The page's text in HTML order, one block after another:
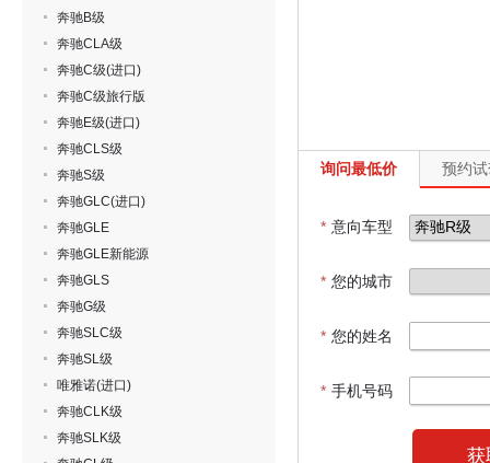
奔驰B级
奔驰CLA级
奔驰C级(进口)
奔驰C级旅行版
奔驰E级(进口)
奔驰CLS级
奔驰S级
奔驰GLC(进口)
奔驰GLE
奔驰GLE新能源
奔驰GLS
奔驰G级
奔驰SLC级
奔驰SL级
唯雅诺(进口)
奔驰CLK级
奔驰SLK级
询问最低价 预约
* 意向车型
* 您的城市
* 您的姓名
* 手机号码
获